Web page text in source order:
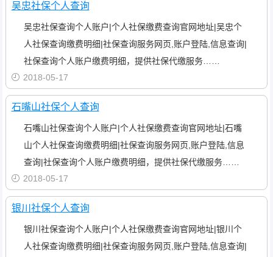
吴忠社保个人查询
吴忠社保查询个人账户|个人社保缴费查询官网地址|吴忠个
人社保查询缴费明细|社保查询服务网页,账户登陆,信息查询|
社保查询个人账户缴费明细，提供社保代缴服务……
2018-05-17
石嘴山社保个人查询
石嘴山社保查询个人账户|个人社保缴费查询官网地址|石嘴
山个人社保查询缴费明细|社保查询服务网页,账户登陆,信息
查询|社保查询个人账户缴费明细，提供社保代缴服务……
2018-05-17
银川社保个人查询
银川社保查询个人账户|个人社保缴费查询官网地址|银川个
人社保查询缴费明细|社保查询服务网页,账户登陆,信息查询|